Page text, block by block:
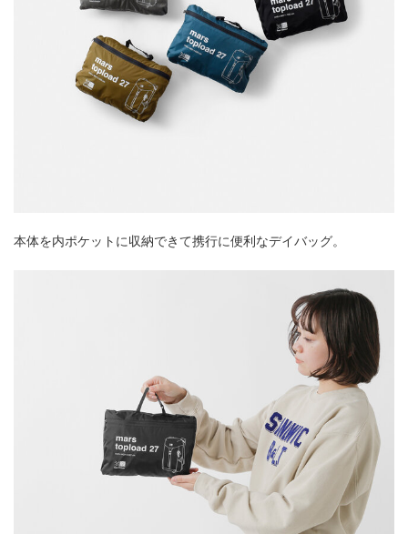
本体を内ポケットに収納できて携行に便利なデイバッグ。